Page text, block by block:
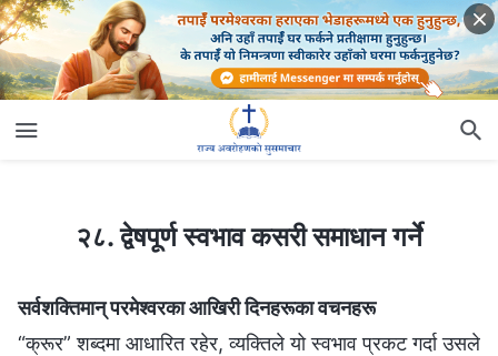
२८. द्वेषपूर्ण स्वभाव कसरी समाधान गर्ने
सर्वशक्तिमान् परमेश्‍वरका आखिरी दिनहरूका वचनहरू
“क्रूर” शब्दमा आधारित रहेर, व्यक्तिले यो स्वभाव प्रकट गर्दा उसले